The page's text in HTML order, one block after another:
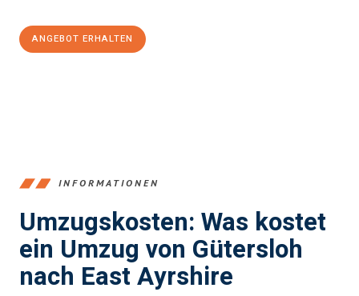
ANGEBOT ERHALTEN
INFORMATIONEN
Umzugskosten: Was kostet
ein Umzug von Gütersloh
nach East Ayrshire